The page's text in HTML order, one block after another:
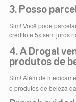
3. Posso
Sim! Você pode
crédito e 5x sem juros
4. A Drogal
produtos de
Sim! Além de
e produtos de beleza